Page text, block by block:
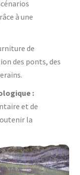
à une
de
des ponts, des
:
et de
la